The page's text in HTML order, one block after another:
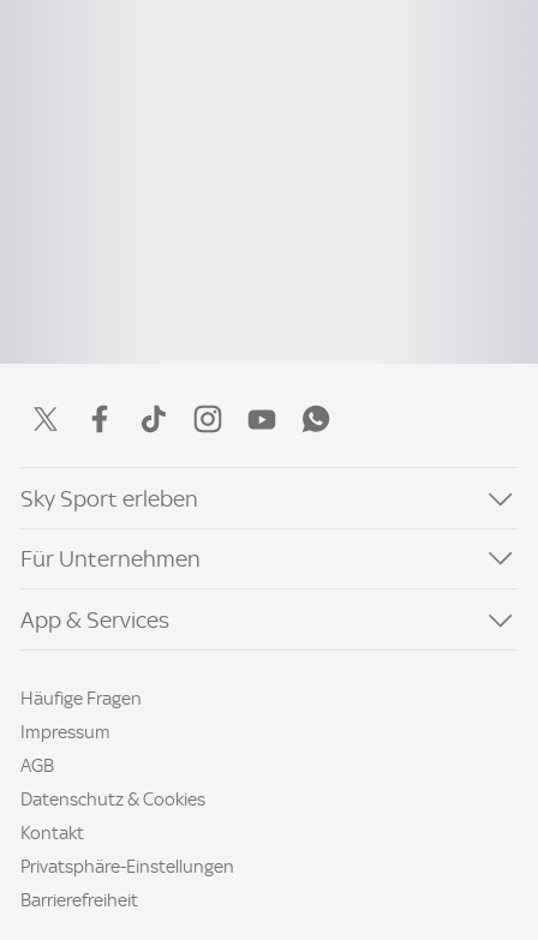
Sky Sport erleben
Für Unternehmen
App & Services
Häufige Fragen
Impressum
AGB
Datenschutz & Cookies
Kontakt
Privatsphäre-Einstellungen
Barrierefreiheit